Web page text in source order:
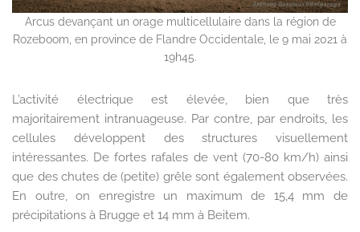
Arcus devançant un orage multicellulaire dans la région de
Rozeboom, en province de Flandre Occidentale, le 9 mai 2021 à
19h45.
L’activité électrique est élevée, bien que très
majoritairement intranuageuse. Par contre, par endroits, les
cellules développent des structures visuellement
intéressantes. De fortes rafales de vent (70-80 km/h) ainsi
que des chutes de (petite) grêle sont également observées.
En outre, on enregistre un maximum de 15,4 mm de
précipitations à Brugge et 14 mm à Beitem.